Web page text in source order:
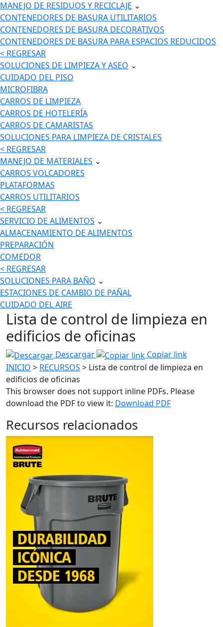
MANEJO DE RESIDUOS Y RECICLAJE ⌄
CONTENEDORES DE BASURA UTILITARIOS
CONTENEDORES DE BASURA DECORATIVOS
CONTENEDORES DE BASURA PARA ESPACIOS REDUCIDOS
< REGRESAR
SOLUCIONES DE LIMPIEZA Y ASEO ⌄
CUIDADO DEL PISO
MICROFIBRA
CARROS DE LIMPIEZA
CARROS DE HOTELERÍA
CARROS DE CAMARISTAS
SOLUCIONES PARA LIMPIEZA DE CRISTALES
< REGRESAR
MANEJO DE MATERIALES ⌄
CARROS VOLCADORES
PLATAFORMAS
CARROS UTILITARIOS
< REGRESAR
SERVICIO DE ALIMENTOS ⌄
ALMACENAMIENTO DE ALIMENTOS
PREPARACIÓN
COMEDOR
< REGRESAR
SOLUCIONES PARA BAÑO ⌄
ESTACIONES DE CAMBIO DE PAÑAL
CUIDADO DEL AIRE
Lista de control de limpieza en
edificios de oficinas
Descargar
Copiar link
INICIO > RECURSOS > Lista de control de limpieza en
edificios de oficinas
This browser does not support inline PDFs. Please
download the PDF to view it: Download PDF
Recursos relacionados